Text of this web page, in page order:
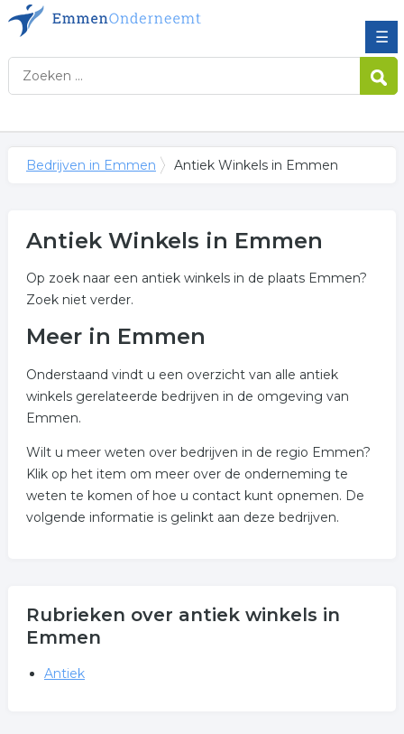
☰
Bedrijven in Emmen Antiek Winkels in Emmen
Antiek Winkels in Emmen
Op zoek naar een antiek winkels in de plaats Emmen?
Zoek niet verder.
Meer in Emmen
Onderstaand vindt u een overzicht van alle antiek
winkels gerelateerde bedrijven in de omgeving van
Emmen.
Wilt u meer weten over bedrijven in de regio Emmen?
Klik op het item om meer over de onderneming te
weten te komen of hoe u contact kunt opnemen. De
volgende informatie is gelinkt aan deze bedrijven.
Rubrieken over antiek winkels in
Emmen
Antiek